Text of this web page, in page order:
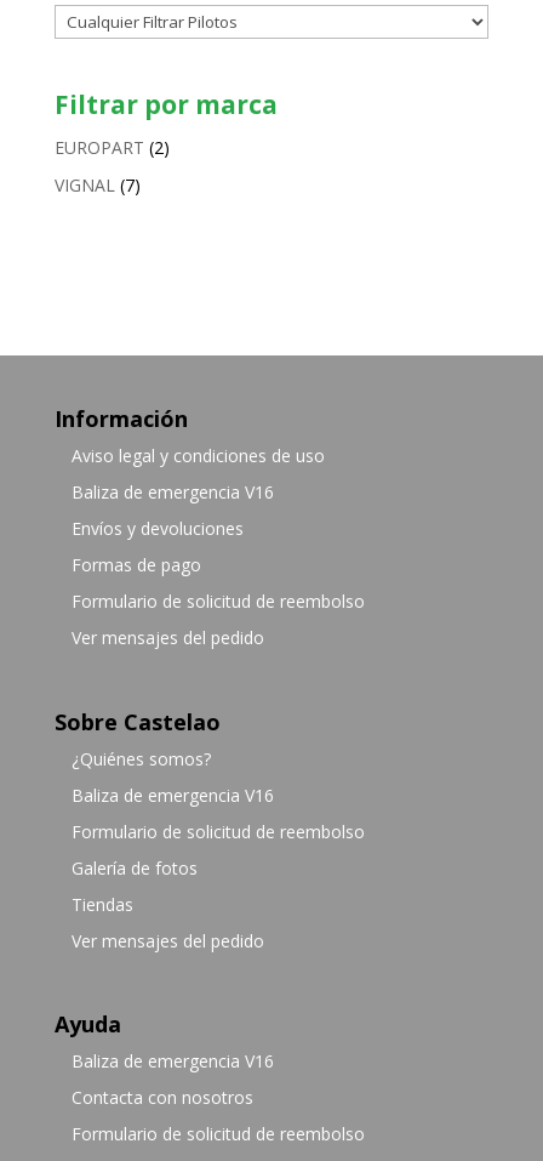
Filtrar por marca
EUROPART (2)
VIGNAL (7)
Información
Aviso legal y condiciones de uso
Baliza de emergencia V16
Envíos y devoluciones
Formas de pago
Formulario de solicitud de reembolso
Ver mensajes del pedido
Sobre Castelao
¿Quiénes somos?
Baliza de emergencia V16
Formulario de solicitud de reembolso
Galería de fotos
Tiendas
Ver mensajes del pedido
Ayuda
Baliza de emergencia V16
Contacta con nosotros
Formulario de solicitud de reembolso